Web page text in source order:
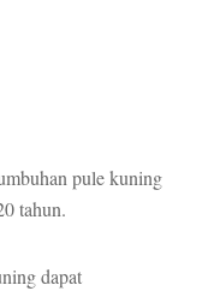
pule kuning
tahun.
dapat